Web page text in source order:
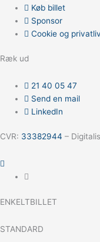
Køb billet
Sponsor
Cookie og
Ræk ud
21 40 05 47
Send en mail
LinkedIn
CVR: 33382944 –
ENKELTBILLET
STANDARD